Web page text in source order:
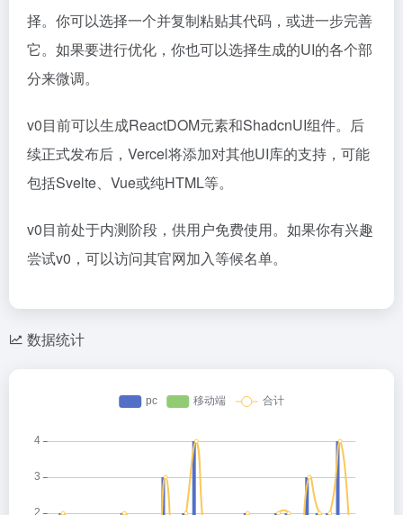
择。你可以选择一个并复制粘贴其代码，或进一步完善
它。如果要进行优化，你也可以选择生成的UI的各个部
分来微调。
v0目前可以生成ReactDOM元素和ShadcnUI组件。后
续正式发布后，Vercel将添加对其他UI库的支持，可能
包括Svelte、Vue或纯HTML等。
v0目前处于内测阶段，供用户免费使用。如果你有兴趣
尝试v0，可以访问其官网加入等候名单。
数据统计